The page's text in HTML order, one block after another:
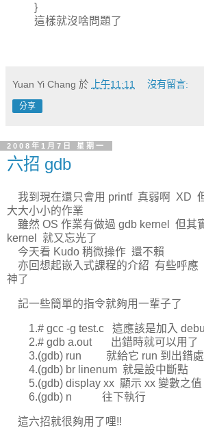
}
這樣就沒啥問題了
Yuan Yi Chang 於 上午11:11 沒有留言:
分享
2008年1月7日 星期一
六招 gdb
我到現在還只會用 printf 真弱啊 XD
大大小小的作業
雖然 OS 作業有做過 gdb kernel 但其
kernel 就又忘光了
今天看 Kudo 稍微操作 還不賴
亦回想起嵌入式課程的介紹 有些呼應
神了
記一些簡單的指令就夠用一輩子了
1.# gcc -g test.c 這應該是加入
2.# gdb a.out 出錯時就可以用了
3.(gdb) run 就給它 run 到出錯處
4.(gdb) br linenum 就是設中斷點
5.(gdb) display xx 顯示 xx 變數之值
6.(gdb) n 往下執行
這六招就很夠用了哩!!